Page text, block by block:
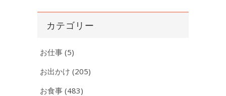
カ
カテゴリー
お仕事 (5)
お出かけ (205)
お食事 (483)